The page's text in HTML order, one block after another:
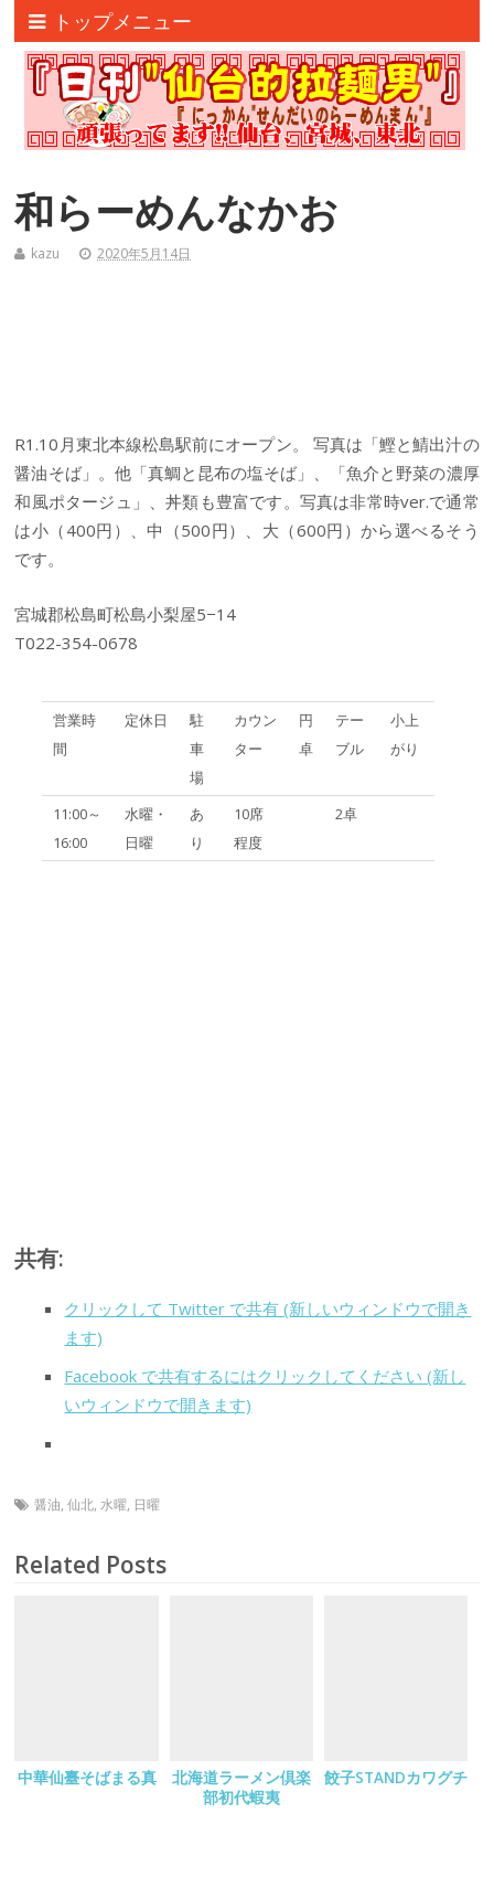
トップメニュー
和らーめんなかお
kazu 2020年5月14日
R1.10月東北本線松島駅前にオープン。 写真は「鰹と鯖出汁の
醤油そば」。他「真鯛と昆布の塩そば」、「魚介と野菜の濃厚
和風ポタージュ」、丼類も豊富です。写真は非常時ver.で通常
は小（400円）、中（500円）、大（600円）から選べるそう
です。
宮城郡松島町松島小梨屋5−14
T022-354-0678
営業時
間
定休日
駐
車
場
カウン
ター
円
卓
テー
ブル
小上
がり
11:00～
16:00
水曜・
日曜
あ
り
10席
程度
2卓
共有:
クリックして Twitter で共有 (新しいウィンドウで開き
ます)
Facebook で共有するにはクリックしてください (新し
いウィンドウで開きます)
醤油,仙北,水曜, 日曜
Related Posts
中華仙臺そばまる真
北海道ラーメン倶楽
部初代蝦夷
餃子STANDカワグチ